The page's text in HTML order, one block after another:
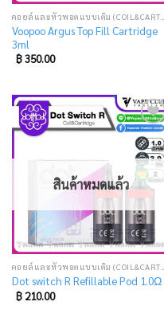
Voopoo Argus Top Fill Cartridge
3ml
฿350.00
Add
to
wishlist
สินค้าหมดแล้ว
Dot switch R Refillable Pod 1.0Ω
฿210.00